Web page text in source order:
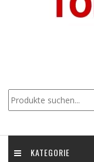
KATEGORIE